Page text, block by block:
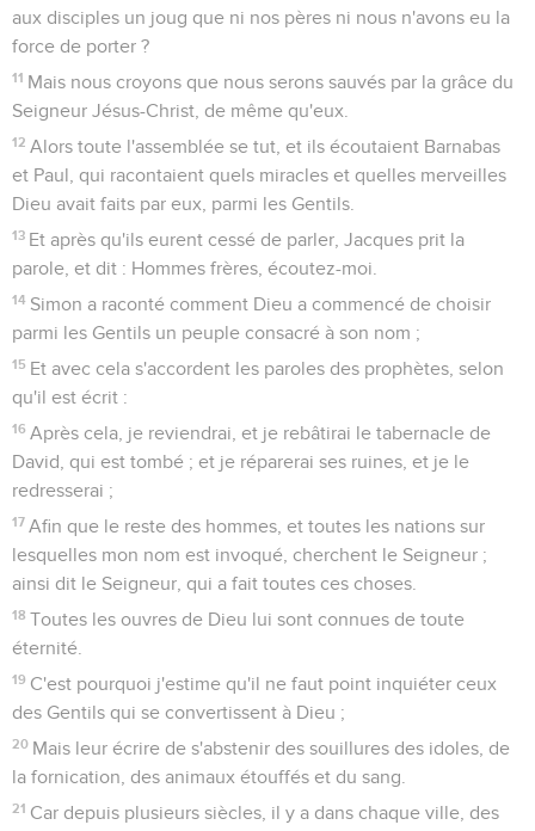
aux disciples un joug que ni nos pères ni nous n'avons eu la
force de porter ?
11 Mais nous croyons que nous serons sauvés par la grâce du
Seigneur Jésus-Christ, de même qu'eux.
12 Alors toute l'assemblée se tut, et ils écoutaient Barnabas
et Paul, qui racontaient quels miracles et quelles merveilles
Dieu avait faits par eux, parmi les Gentils.
13 Et après qu'ils eurent cessé de parler, Jacques prit la
parole, et dit : Hommes frères, écoutez-moi.
14 Simon a raconté comment Dieu a commencé de choisir
parmi les Gentils un peuple consacré à son nom ;
15 Et avec cela s'accordent les paroles des prophètes, selon
qu'il est écrit :
16 Après cela, je reviendrai, et je rebâtirai le tabernacle de
David, qui est tombé ; et je réparerai ses ruines, et je le
redresserai ;
17 Afin que le reste des hommes, et toutes les nations sur
lesquelles mon nom est invoqué, cherchent le Seigneur ;
ainsi dit le Seigneur, qui a fait toutes ces choses.
18 Toutes les ouvres de Dieu lui sont connues de toute
éternité.
19 C'est pourquoi j'estime qu'il ne faut point inquiéter ceux
des Gentils qui se convertissent à Dieu ;
20 Mais leur écrire de s'abstenir des souillures des idoles, de
la fornication, des animaux étouffés et du sang.
21 Car depuis plusieurs siècles, il y a dans chaque ville, des